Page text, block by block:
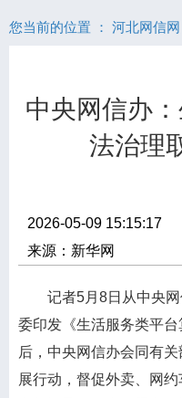
您当前的位置 ： 河北网信网
中央网信办
法治理
2026-05-09 15:15:17
来源：新华网
记者5月8日从中央网
委印发《生活服务类平
后，中央网信办会同有
展行动，督促外卖、网